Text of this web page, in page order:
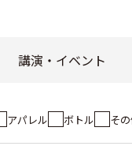
講演・イベント
アパレル ボトル そ